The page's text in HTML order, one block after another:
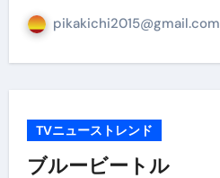
pikakichi2015@gmail.com
TVニューストレンド
ブルービートル